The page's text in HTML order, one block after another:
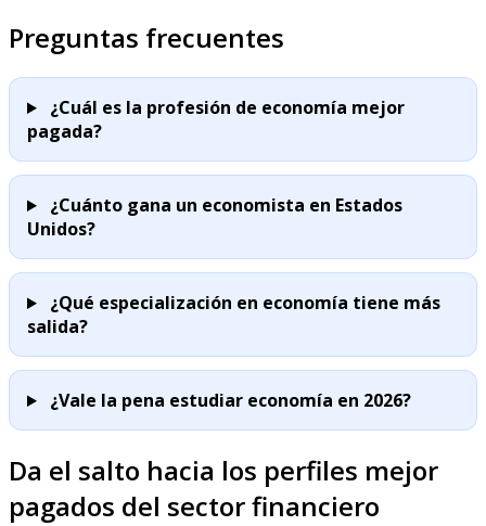
Preguntas frecuentes
¿Cuál es la profesión de economía mejor
pagada?
¿Cuánto gana un economista en Estados
Unidos?
¿Qué especialización en economía tiene más
salida?
¿Vale la pena estudiar economía en 2026?
Da el salto hacia los perfiles mejor
pagados del sector financiero